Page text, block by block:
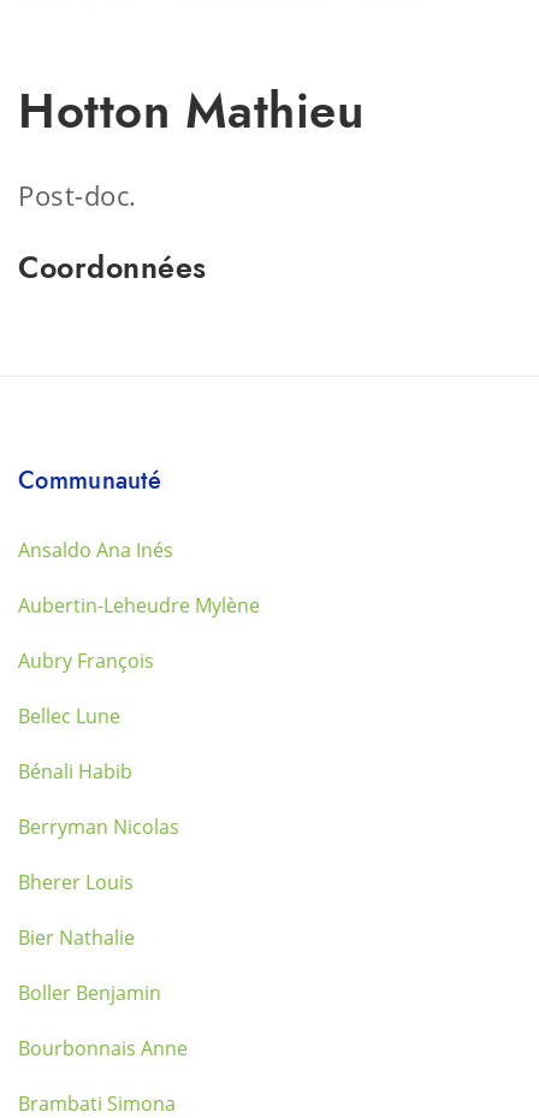
Hotton Mathieu
Post-doc.
Coordonnées
Communauté
Ansaldo Ana Inés
Aubertin-Leheudre Mylène
Aubry François
Bellec Lune
Bénali Habib
Berryman Nicolas
Bherer Louis
Bier Nathalie
Boller Benjamin
Bourbonnais Anne
Brambati Simona